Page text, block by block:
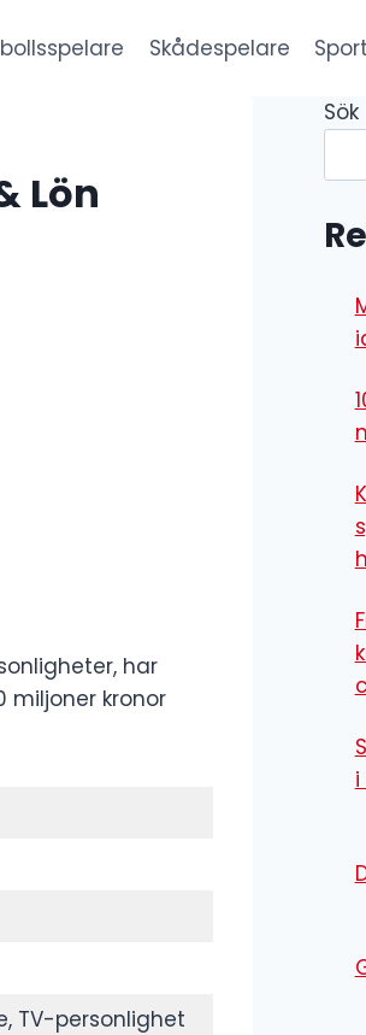
Skådespelare Sport
Lön
har
kronor
TV-personlighet
Sök
i